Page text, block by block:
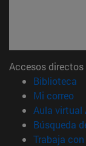
Accesos directos
Biblioteca
Mi correo
Aula virtual
Búsqueda
Trabaja